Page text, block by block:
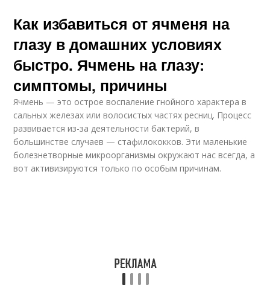
Как избавиться от ячменя на
глазу в домашних условиях
быстро. Ячмень на глазу:
симптомы, причины
Ячмень — это острое воспаление гнойного характера в
сальных железах или волосистых частях ресниц. Процесс
развивается из-за деятельности бактерий, в
большинстве случаев — стафилококков. Эти маленькие
болезнетворные микроорганизмы окружают нас всегда, а
вот активизируются только по особым причинам.